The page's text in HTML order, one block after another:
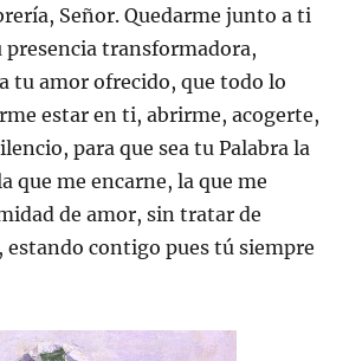
Señor. Quedarme junto a ti
presencia transformadora,
tu amor ofrecido, que todo lo
estar en ti, abrirme, acogerte,
para que sea tu Palabra la
que me encarne, la que me
de amor, sin tratar de
estando contigo pues tú siempre